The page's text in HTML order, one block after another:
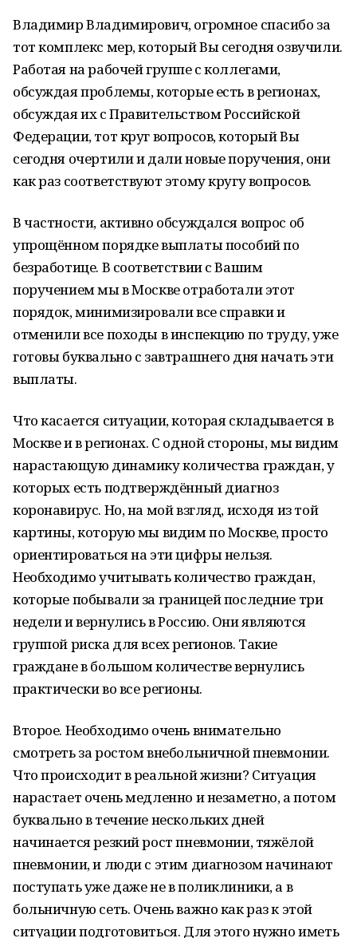
Владимир Владимирович, огромное спасибо за
тот комплекс мер, который Вы сегодня озвучили.
Работая на рабочей группе с коллегами,
обсуждая проблемы, которые есть в регионах,
обсуждая их с Правительством Российской
Федерации, тот круг вопросов, который Вы
сегодня очертили и дали новые поручения, они
как раз соответствуют этому кругу вопросов.
В частности, активно обсуждался вопрос об
упрощённом порядке выплаты пособий по
безработице. В соответствии с Вашим
поручением мы в Москве отработали этот
порядок, минимизировали все справки и
отменили все походы в инспекцию по труду, уже
готовы буквально с завтрашнего дня начать эти
выплаты.
Что касается ситуации, которая складывается в
Москве и в регионах. С одной стороны, мы видим
нарастающую динамику количества граждан, у
которых есть подтверждённый диагноз
коронавирус. Но, на мой взгляд, исходя из той
картины, которую мы видим по Москве, просто
ориентироваться на эти цифры нельзя.
Необходимо учитывать количество граждан,
которые побывали за границей последние три
недели и вернулись в Россию. Они являются
группой риска для всех регионов. Такие
граждане в большом количестве вернулись
практически во все регионы.
Второе. Необходимо очень внимательно
смотреть за ростом внебольничной пневмонии.
Что происходит в реальной жизни? Ситуация
нарастает очень медленно и незаметно, а потом
буквально в течение нескольких дней
начинается резкий рост пневмонии, тяжёлой
пневмонии, и люди с этим диагнозом начинают
поступать уже даже не в поликлиники, а в
больничную сеть. Очень важно как раз к этой
ситуации подготовиться. Для этого нужно иметь